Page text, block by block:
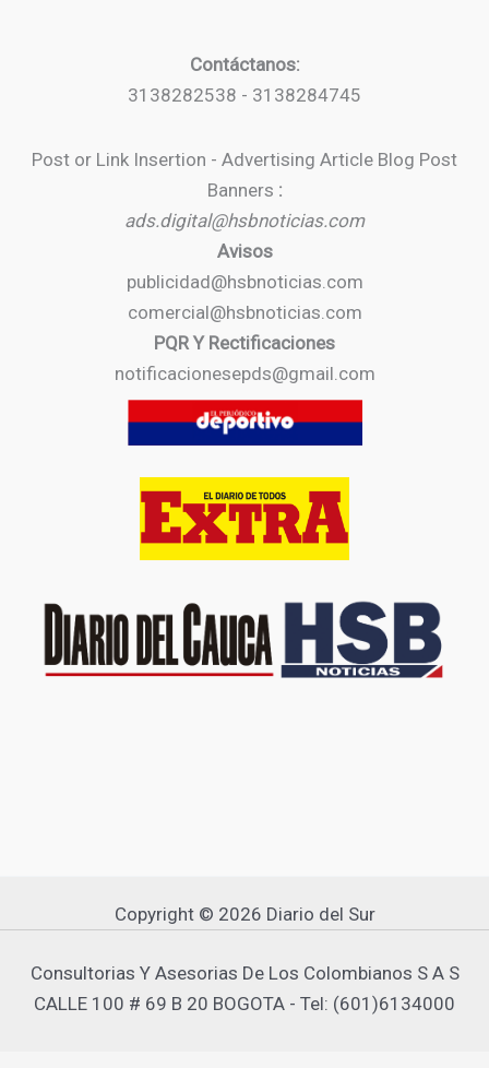
Contáctanos:
3138282538 - 3138284745
Post or Link Insertion - Advertising Article Blog Post
Banners :
ads.digital@hsbnoticias.com
Avisos
publicidad@hsbnoticias.com
comercial@hsbnoticias.com
PQR Y Rectificaciones
notificacionesepds@gmail.com
Copyright © 2026 Diario del Sur
Consultorias Y Asesorias De Los Colombianos S A S
CALLE 100 # 69 B 20 BOGOTA - Tel: (601)6134000